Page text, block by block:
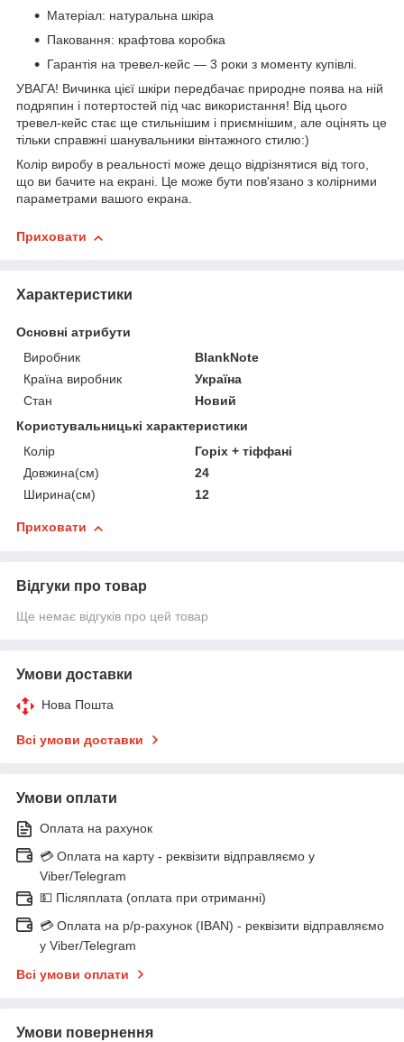
Матеріал: натуральна шкіра
Паковання: крафтова коробка
Гарантія на тревел-кейс — 3 роки з моменту купівлі.
УВАГА! Вичинка цієї шкіри передбачає природне поява на ній
подряпин і потертостей під час використання! Від цього
тревел-кейс стає ще стильнішим і приємнішим, але оцінять це
тільки справжні шанувальники вінтажного стилю:)
Колір виробу в реальності може дещо відрізнятися від того,
що ви бачите на екрані. Це може бути пов'язано з колірними
параметрами вашого екрана.
Приховати
Характеристики
Основні атрибути
Виробник
BlankNote
Країна виробник
Україна
Стан
Новий
Користувальницькі характеристики
Колір
Горіх + тіффані
Довжина(см)
24
Ширина(см)
12
Приховати
Відгуки про товар
Ще немає відгуків про цей товар
Умови доставки
Нова Пошта
Всі умови доставки
Умови оплати
Оплата на рахунок
💳 Оплата на карту - реквізити відправляємо у
Viber/Telegram
💵 Післяплата (оплата при отриманні)
💳 Оплата на р/р-рахунок (IBAN) - реквізити відправляємо
у Viber/Telegram
Всі умови оплати
Умови повернення